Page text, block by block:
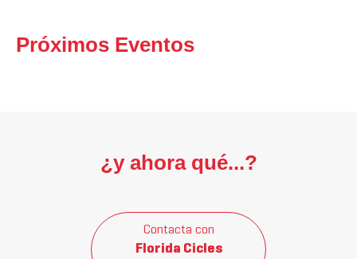
Próximos Eventos
¿y ahora qué...?
Contacta con
Florida Cicles